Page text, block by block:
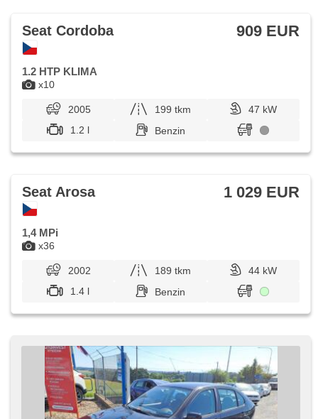
x10
Seat Cordoba 909 EUR
1.2 HTP KLIMA
2005 199 tkm
47 kW
1.2 l
Benzin
x36
Seat Arosa 1 029 EUR
1,4 MPi
2002 189 tkm
44 kW
1.4 l
Benzin